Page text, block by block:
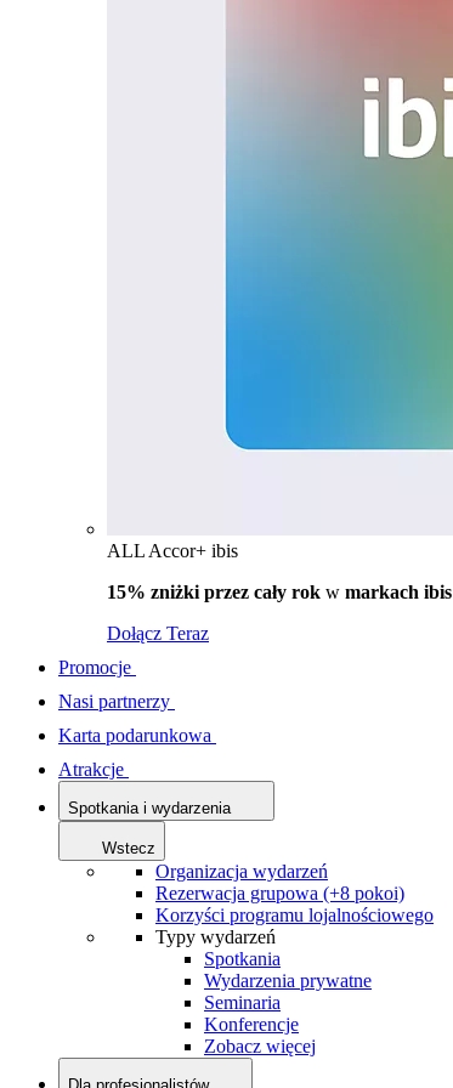
ALL Accor+ ibis
15% zniżki przez cały rok w markach ibis
Dołącz Teraz
Promocje
Nasi partnerzy
Karta podarunkowa
Atrakcje
Spotkania i wydarzenia
Wstecz
Organizacja wydarzeń
Rezerwacja grupowa (+8 pokoi)
Korzyści programu lojalnościowego
Typy wydarzeń
Spotkania
Wydarzenia prywatne
Seminaria
Konferencje
Zobacz więcej